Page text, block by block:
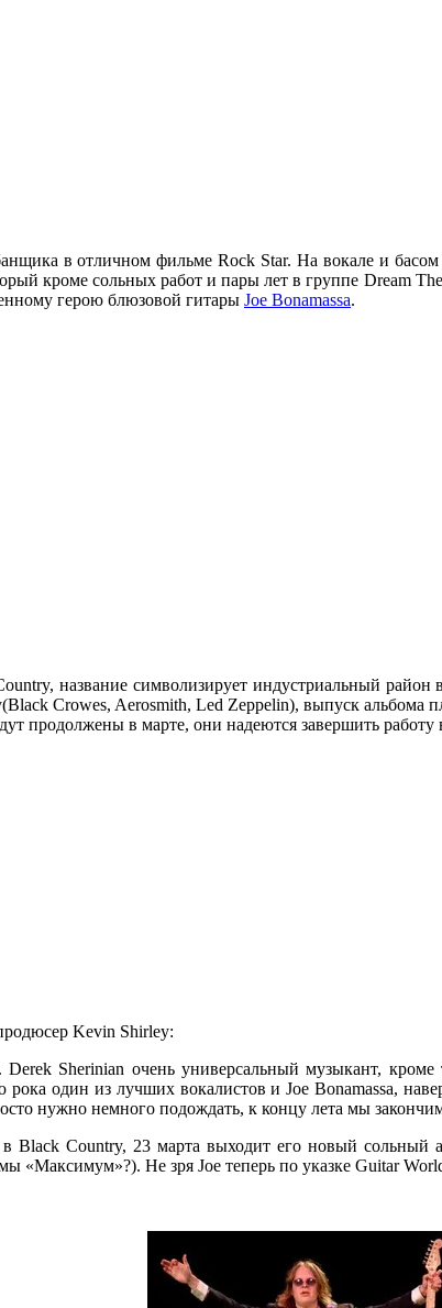
в отличном фильме Rock Star. На вокале и басом
кроме сольных работ и пары лет в группе Dream
герою блюзовой гитары Joe Bonamassa.
название символизирует индустриальный
Crowes, Aerosmith, Led Zeppelin), выпуск альбома
продолжены в марте, они надеются завершить работу
Kevin Shirley:
Sherinian очень универсальный музыкант,
один из лучших вокалистов и Joe Bonamassa,
нужно немного подождать, к концу лета мы
Black Country, 23 марта выходит его новый
«Максимум»?). Не зря Joe теперь по указке Guitar